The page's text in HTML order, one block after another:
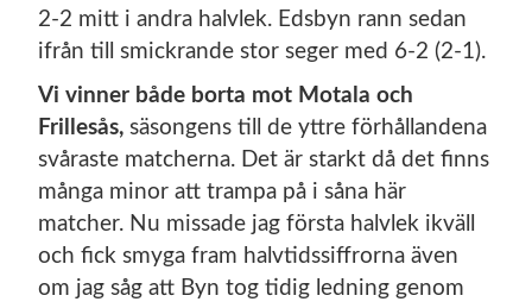
2-2 mitt i andra halvlek. Edsbyn rann sedan
ifrån till smickrande stor seger med 6-2 (2-1).
Vi vinner både borta mot Motala och
Frillesås, säsongens till de yttre förhållandena
svåraste matcherna. Det är starkt då det finns
många minor att trampa på i såna här
matcher. Nu missade jag första halvlek ikväll
och fick smyga fram halvtidssiffrorna även
om jag såg att Byn tog tidig ledning genom